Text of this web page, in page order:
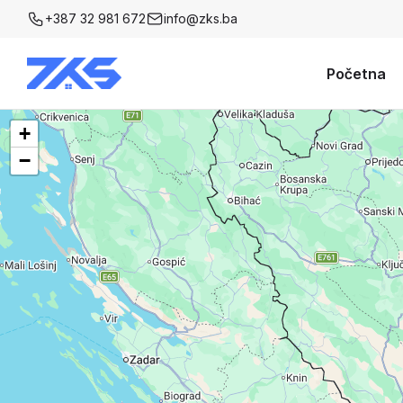
+387 32 981 672 info@zks.ba
Početna
+
−